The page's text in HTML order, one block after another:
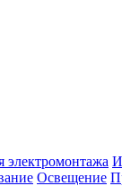
электромонтажа
Освещение